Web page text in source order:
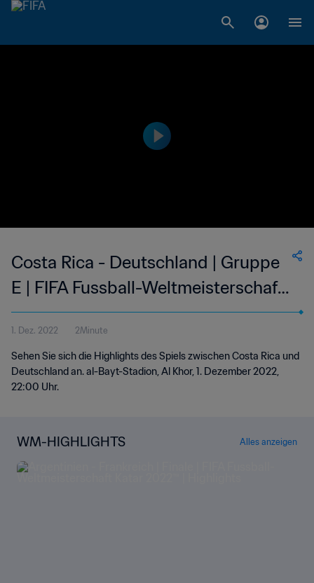
Costa Rica - Deutschland | Gruppe
E | FIFA Fussball-Weltmeisterschaft
Katar 2022™ | Highlights
1. Dez. 2022 2Minute
Sehen Sie sich die Highlights des Spiels zwischen Costa Rica und
Deutschland an. al-Bayt-Stadion, Al Khor, 1. Dezember 2022,
22:00 Uhr.
WM-HIGHLIGHTS Alles anzeigen